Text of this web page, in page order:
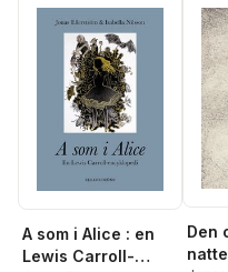
A som i Alice : en
Lewis Carroll-
Den